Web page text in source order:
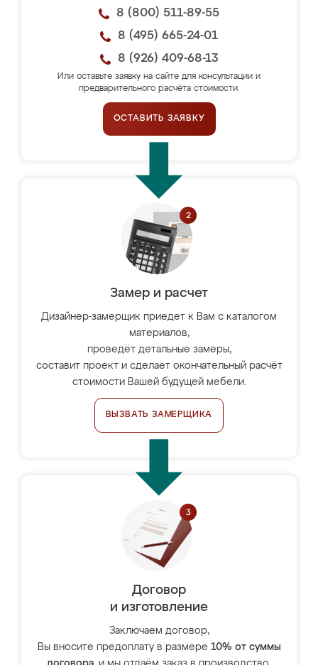
8 (800) 511-89-55
8 (495) 665-24-01
8 (926) 409-68-13
Или оставьте заявку на сайте для консультации и
предварительного расчёта стоимости.
ОСТАВИТЬ ЗАЯВКУ
Замер и расчет
Дизайнер-замерщик приедет к Вам с каталогом
материалов,
проведёт детальные замеры,
составит проект и сделает окончательный расчёт
стоимости Вашей будущей мебели.
ВЫЗВАТЬ ЗАМЕРЩИКА
Договор
и изготовление
Заключаем договор,
Вы вносите предоплату в размере 10% от суммы